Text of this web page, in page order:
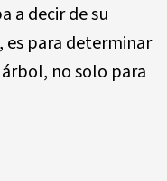
a decir de su
es para determinar
no solo para